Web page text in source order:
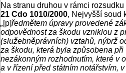
Na stranu druhou v rámci
21 Cdo 1010/2000, Nejvyšší soud
„[p]ředmětem úpravy provedené
odpovědnost za škodu vzniklou z
(služebněprávních) vztahů, nýbrž
za škodu, která byla způsobena
nezákonným rozhodnutím, které v
a v řízení před státním notářstvím,